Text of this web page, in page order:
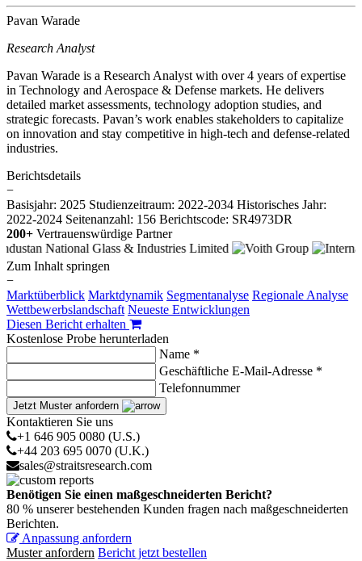
Pavan Warade
Research Analyst
Pavan Warade is a Research Analyst with over 4 years of expertise
in Technology and Aerospace & Defense markets. He delivers
detailed market assessments, technology adoption studies, and
strategic forecasts. Pavan’s work enables stakeholders to capitalize
on innovation and stay competitive in high-tech and defense-related
industries.
Berichtsdetails
−
Basisjahr: 2025 Studienzeitraum: 2022-2034 Historisches Jahr:
2022-2024 Seitenanzahl: 156 Berichtscode: SR4973DR
200+ Vertrauenswürdige Partner
Zum Inhalt springen
−
Marktüberblick Marktdynamik Segmentanalyse Regionale Analyse
Wettbewerbslandschaft Neueste Entwicklungen
Diesen Bericht erhalten
Kostenlose Probe herunterladen
Name *
Geschäftliche E-Mail-Adresse *
Telefonnummer
Jetzt Muster anfordern
Kontaktieren Sie uns
+1 646 905 0080 (U.S.)
+44 203 695 0070 (U.K.)
sales@straitsresearch.com
Benötigen Sie einen maßgeschneiderten Bericht?
80 % unserer bestehenden Kunden fragen nach maßgeschneiderten
Berichten.
Anpassung anfordern
Muster anfordern Bericht jetzt bestellen